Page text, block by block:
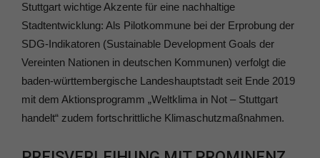
Stuttgart wichtige Akzente für eine nachhaltige
Stadtentwicklung: Als Pilotkommune bei der Erprobung der
SDG-Indikatoren (Sustainable Development Goals der
Vereinten Nationen in deutschen Kommunen) verfolgt die
baden-württembergische Landeshauptstadt seit Ende 2019
mit dem Aktionsprogramm „Weltklima in Not – Stuttgart
handelt“ zudem fortschrittliche Klimaschutzmaßnahmen.